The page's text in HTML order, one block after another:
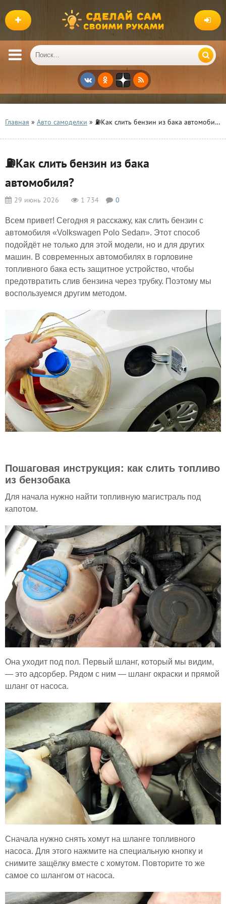
Главная » Авто самоделки » ⛽️Как слить бензин из бака автомобиля?
⛽️Как слить бензин из бака
автомобиля?
29 июнь 2026 1 734 0
Всем привет! Сегодня я расскажу, как слить бензин с
автомобиля «Volkswagen Polo Sedan». Этот способ
подойдёт не только для этой модели, но и для других
машин. В современных автомобилях в горловине
топливного бака есть защитное устройство, чтобы
предотвратить слив бензина через трубку. Поэтому мы
воспользуемся другим методом.
Пошаговая инструкция: как слить топливо
из бензобака
Для начала нужно найти топливную магистраль под
капотом.
Она уходит под пол. Первый шланг, который мы видим,
— это адсорбер. Рядом с ним — шланг окраски и прямой
шланг от насоса.
Сначала нужно снять хомут на шланге топливного
насоса. Для этого нажмите на специальную кнопку и
снимите защёлку вместе с хомутом. Повторите то же
самое со шлангом от насоса.